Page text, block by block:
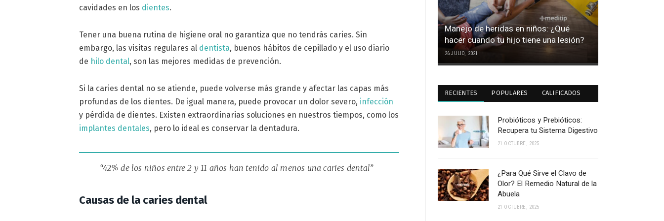
cavidades en los dientes.
Tener una buena rutina de higiene oral no garantiza que no tendrás caries. Sin
embargo, las visitas regulares al dentista, buenos hábitos de cepillado y el uso diario
de hilo dental, son las mejores medidas de prevención.
Si la caries dental no se atiende, puede volverse más grande y afectar las capas más
profundas de los dientes. De igual manera, puede provocar un dolor severo, infección
y pérdida de dientes. Existen extraordinarias soluciones en nuestros tiempos, como los
implantes dentales, pero lo ideal es conservar la dentadura.
“42% de los niños entre 2 y 11 años han tenido al menos una caries dental”
Causas de la caries dental
Manejo de heridas en niños: ¿Qué
hacer cuando tu hijo tiene una lesión?
26 JULIO, 2021
RECIENTES POPULARES CALIFICADOS
Probióticos y Prebióticos:
Recupera tu Sistema Digestivo
21 OCTUBRE, 2025
¿Para Qué Sirve el Clavo de
Olor? El Remedio Natural de la
Abuela
21 OCTUBRE, 2025